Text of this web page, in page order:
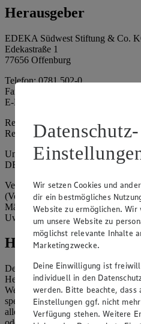
Herausgeber
EDEKA Südwest Stiftung & Co.
Edekastraße 1
77656 Offenburg
Telefon: 0781 502-0
Fax: 0781 502-6180
E-Mail: kundenservice@edeka-
Registergericht: Amtsgericht
Registernummer: HRA 707629
Umsatzsteuer-
DE815916131
Vertretungsberechtigte: Rainer
(Vorstandsmitglied), Klaus Fickert
Mäder (Vorstandsmitglied), Patrick
Uwe Kohler
Hinweise
Der Inhalt dieser Website ist
Herausgeber gewährt Ihnen jedoch
Website bereitgestellten Text ganz
speichern und zu vervielfältigen.
allerdings die Speicherung und
Datenschutz-
Wir setzen Cookies und
dir ein bestmögliches
Website zu ermöglichen.
um unsere Website zu
möglichst relevante Inhalte
Marketingzwecke.
Deine Einwilligung ist
individuell in den
werden. Bitte beachte, dass
Einstellungen ggf. nicht
Verfügung stehen. Weitere